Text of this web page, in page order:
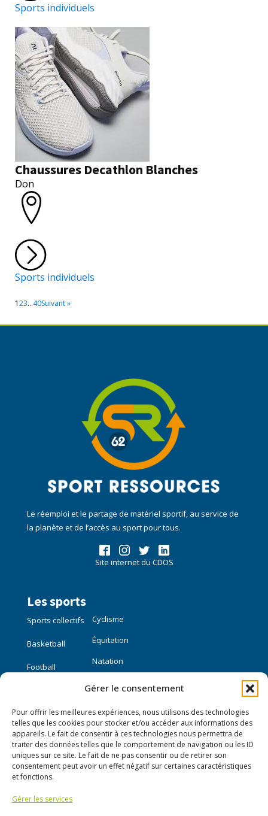
Gérer le consentement
Pour offrir les meilleures expériences, nous utilisons des technologies
telles que les cookies pour stocker et/ou accéder aux informations des
appareils. Le fait de consentir à ces technologies nous permettra de
traiter des données telles que le comportement de navigation ou les ID
uniques sur ce site. Le fait de ne pas consentir ou de retirer son
consentement peut avoir un effet négatif sur certaines caractéristiques
et fonctions.
Gérer les services
Sports individuels
Chaussures Decathlon Blanches
Don
Sports individuels
123…40Suivant »
Le réemploi et le partage de matériel sportif, au service de
la planète et de l’accès au sport pour tous.
Site internet du CDOS
Les sports
Sports collectifs
Basketball
Football
Sports individuels
Course à pied
Cyclisme
Équitation
Natation
Liens utiles
Mon compte
Nous contacter